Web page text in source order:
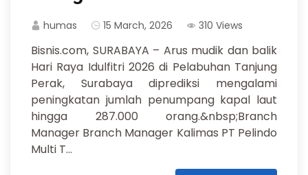
humas 15 March, 2026 310 Views
Bisnis.com, SURABAYA – Arus mudik dan balik
Hari Raya Idulfitri 2026 di Pelabuhan Tanjung
Perak, Surabaya diprediksi mengalami
peningkatan jumlah penumpang kapal laut
hingga 287.000 orang.&nbsp;Branch
Manager Branch Manager Kalimas PT Pelindo
Multi T...